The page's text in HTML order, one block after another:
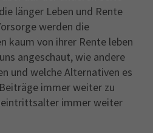
länger Leben und Rente
werden die
kaum von ihrer Rente leben
angeschaut, wie andere
und welche Alternativen es
immer weiter zu
immer weiter